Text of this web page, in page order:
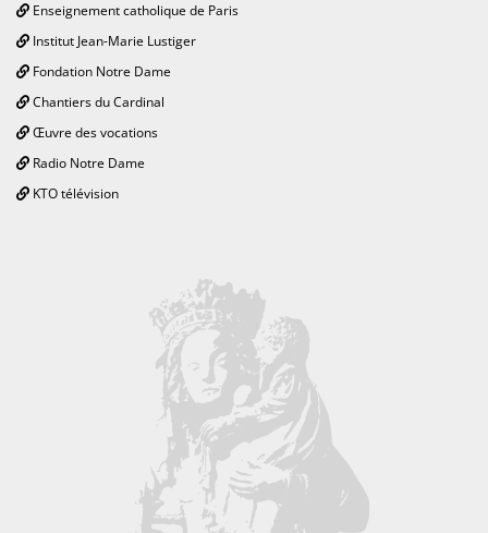
Enseignement catholique de Paris
Institut Jean-Marie Lustiger
Fondation Notre Dame
Chantiers du Cardinal
Œuvre des vocations
Radio Notre Dame
KTO télévision